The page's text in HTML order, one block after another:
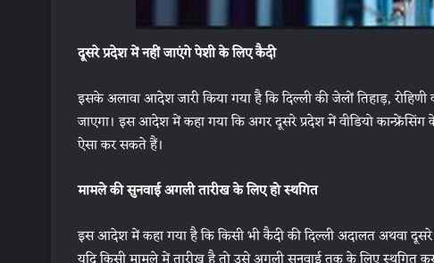
दूसरे प्रदेश में नहीं जाएंगे पेशी के लिए कैदी
इसके अलावा आदेश जारी किया गया है कि दिल्ली की जेलों तिहाड़,
जाएगा। इस आदेश में कहा गया कि अगर दूसरे प्रदेश में वीडियो
ऐसा कर सकते हैं।
मामले की सुनवाई अगली तारीख के लिए हो स्थगित
इस आदेश में कहा गया है कि किसी भी कैदी की दिल्ली अदालत अथवा